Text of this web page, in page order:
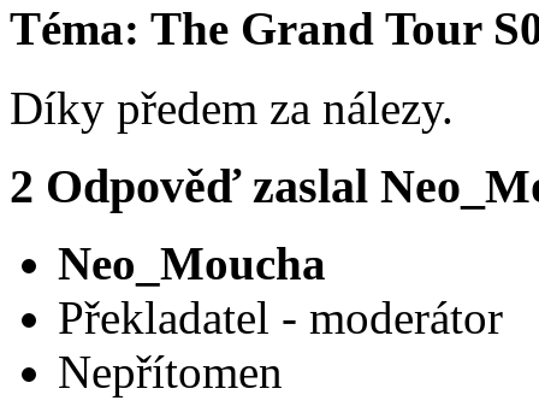
Téma: The Grand Tour
Díky předem za nálezy.
2 Odpověď zaslal
Neo_Moucha
Překladatel - moderátor
Nepřítomen